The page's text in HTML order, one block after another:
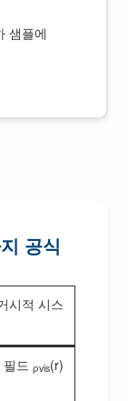
샘플에
공식
시적 시스
필드ρvis(r)